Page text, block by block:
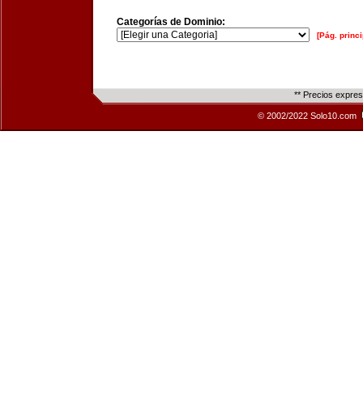
Categorías de Dominio:
[Pág.
** Precios
© 2002/2022 Solo10.com